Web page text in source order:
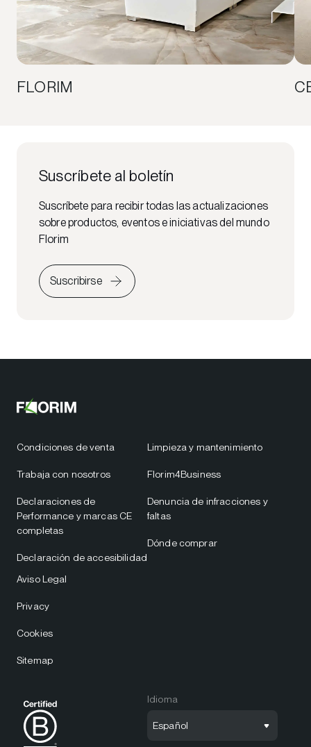
FLORIM
Suscríbete al boletín
Suscríbete para recibir todas las actualizaciones
sobre productos, eventos e iniciativas del mundo
Florim
Suscribirse
Condiciones de venta
Trabaja con nosotros
Declaraciones de
Performance y marcas CE
completas
Declaración de accesibilidad
Limpieza y mantenimiento
Florim4Business
Denuncia de infracciones y
faltas
Dónde comprar
Aviso Legal
Privacy
Cookies
Sitemap
Idioma
Español